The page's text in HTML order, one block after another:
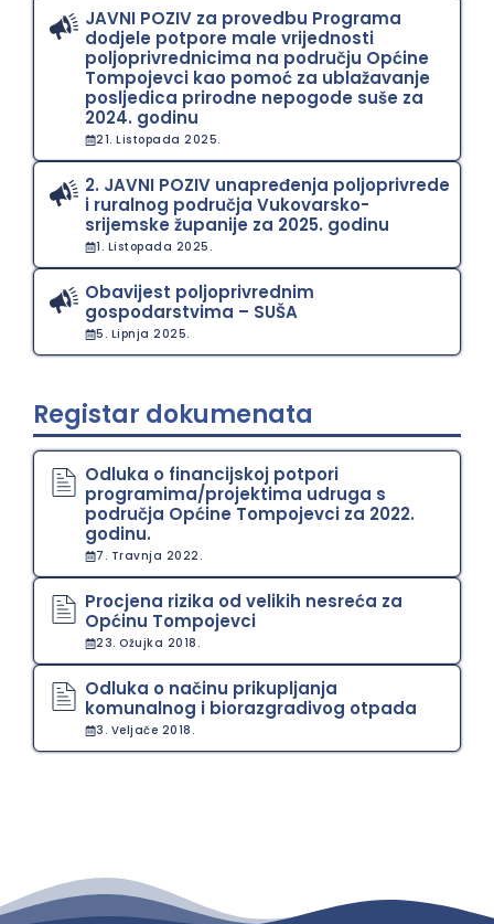
JAVNI POZIV za provedbu Programa
dodjele potpore male vrijednosti
poljoprivrednicima na području Općine
Tompojevci kao pomoć za ublažavanje
posljedica prirodne nepogode suše za
2024. godinu
21. Listopada 2025.
2. JAVNI POZIV unapređenja poljoprivrede
i ruralnog područja Vukovarsko-
srijemske županije za 2025. godinu
1. Listopada 2025.
Obavijest poljoprivrednim
gospodarstvima – SUŠA
5. Lipnja 2025.
Registar dokumenata
Odluka o financijskoj potpori
programima/projektima udruga s
područja Općine Tompojevci za 2022.
godinu.
7. Travnja 2022.
Procjena rizika od velikih nesreća za
Općinu Tompojevci
23. Ožujka 2018.
Odluka o načinu prikupljanja
komunalnog i biorazgradivog otpada
3. Veljače 2018.